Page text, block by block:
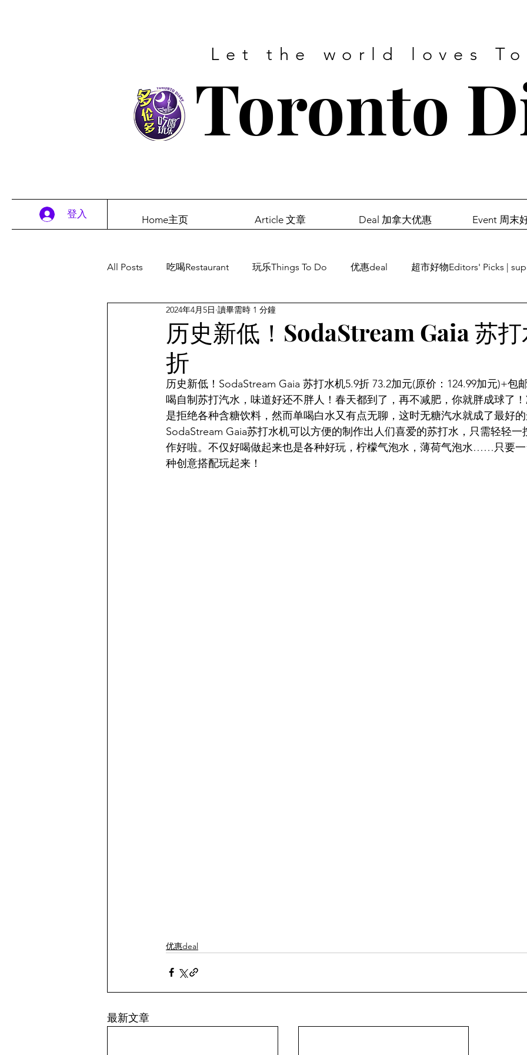
Let the world loves
Toronto
登入 Home主页 Article 文章 Deal 加拿大优惠 Event 周末
All Posts 吃喝Restaurant 玩乐Things To Do 优惠deal 超市好物Editors' Picks |
餐厅优惠Restaurant's Deals 潮流others
历史新低！SodaStream Gaia 苏
折
2024年4月5日 讀畢需時 1 分鐘
历史新低！SodaStream Gaia 苏打水机5.9折 73.2加元(原价：124.99加元)+包
喝自制苏打汽水，味道好还不胖人！春天都到了，再不减肥，你就胖成球了
是拒绝各种含糖饮料，然而单喝白水又有点无聊，这时无糖汽水就成了最好
SodaStream Gaia苏打水机可以方便的制作出人们喜爱的苏打水，只需轻轻一
作好啦。不仅好喝做起来也是各种好玩，柠檬气泡水，薄荷气泡水……只要
种创意搭配玩起来！
优惠deal
最新文章